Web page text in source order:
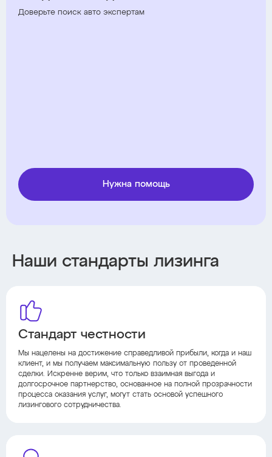
Доверьте поиск авто экспертам
Нужна помощь
Наши стандарты лизинга
Стандарт честности
Мы нацелены на достижение справедливой прибыли, когда и наш
клиент, и мы получаем максимальную пользу от проведенной
сделки. Искренне верим, что только взаимная выгода и
долгосрочное партнерство, основанное на полной прозрачности
процесса оказания услуг, могут стать основой успешного
лизингового сотрудничества.